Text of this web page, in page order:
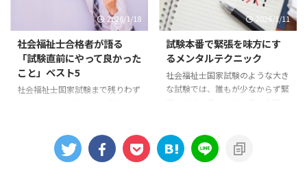
日――それでもあきらめずに今日まで
歩みを進めてきた自分がここにい
ます。その事実だけで、あなたは
すでに大きな力を持っています。
今日までの努力は一夜で消えない
前日になると「覚えきれていな
い」「まだ足りない」と不安が押
臨むために、朝からできる準備に
はコツがあります。ここでは合格
をもとに、試験会場で力を発揮す
るための朝の準備を具体的に紹介
します。 体調を整える朝食 試験
当日の朝食は、集中力と持久力を
2026/1/18
社会福祉士合格者が語る
「試験直前にやって良かった
こと」ベスト5
社会福祉士国家試験まで残りわず
の数日をどのように過ごし、実力
を出し切ったのでしょうか。複数
2026/1/11
試験本番で緊張を味方にす
るメンタルテクニック
社会福祉士国家試験のような大き
な試験では、誰もが少なからず緊
け取ってしまうと、さらに不安が
増してしまいます。しかし緊張は